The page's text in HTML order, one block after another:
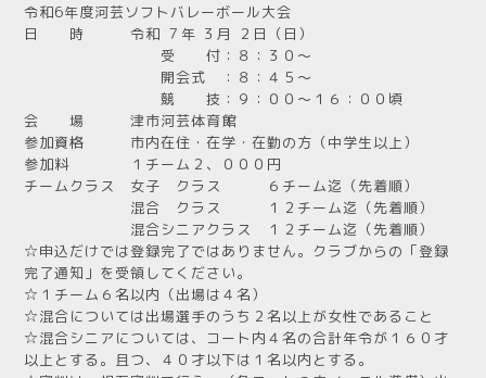
令和6年度河芸ソフトバレーボール大会
日 時 令和 ７年 ３月 ２日（日）
受 付：８：３０～
開会式 ：８：４５～
競 技：９：００～１６：００頃
会 場 津市河芸体育館
参加資格 市内在住・在学・在勤の方（中学生以上）
参加料 １チーム２、０００円
チームクラス 女子 クラス ６チーム迄（先着順）
混合 クラス １２チーム迄（先着順）
混合シニアクラス １２チーム迄（先着順）
☆申込だけでは登録完了ではありません。クラブからの「登録
完了通知」を受領してください。
☆１チーム６名以内（出場は４名）
☆混合については出場選手のうち２名以上が女性であること
☆混合シニアについては、コート内４名の合計年令が１６０才
以上とする。且つ、４０才以下は１名以内とする。